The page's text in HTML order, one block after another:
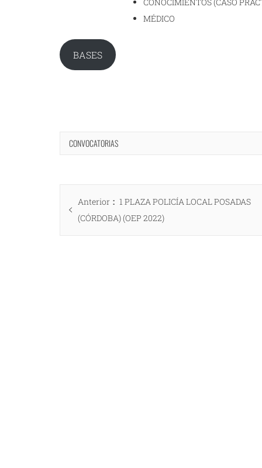
MÉDICO
BASES
CONVOCATORIAS
Navegación
de Anterior
Entrada
anterior:
1 PLAZA POLICÍA LOCAL POSADAS
(CÓRDOBA) (OEP 2022)